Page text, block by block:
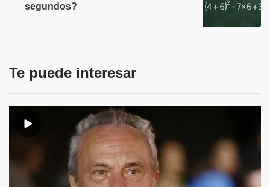
segundos?
Te puede interesar